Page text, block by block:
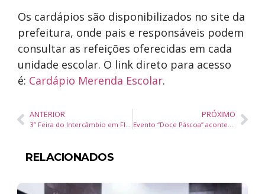
Os cardápios são disponibilizados no site da
prefeitura, onde pais e responsáveis podem
consultar as refeições oferecidas em cada
unidade escolar. O link direto para acesso
é: Cardápio Merenda Escolar.
ANTERIOR
3ª Feira do Intercâmbio em Florianópolis oferece oportunidades gratuitas para estudar e trabalhar no exterior
PRÓXIMO
Evento “Doce Páscoa” acontece no bairro Itacolomi em Balneário Piçarras no dia 19 de abril
RELACIONADOS